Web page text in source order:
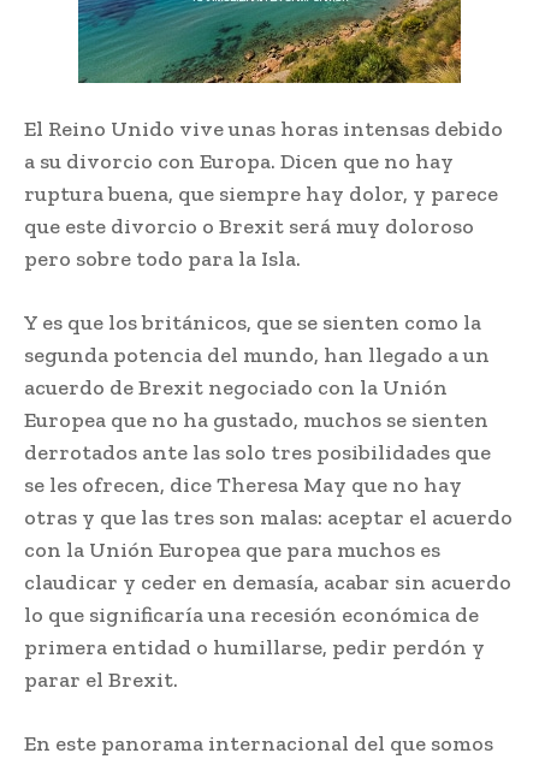
El Reino Unido vive unas horas intensas debido
a su divorcio con Europa. Dicen que no hay
ruptura buena, que siempre hay dolor, y parece
que este divorcio o Brexit será muy doloroso
pero sobre todo para la Isla.
Y es que los británicos, que se sienten como la
segunda potencia del mundo, han llegado a un
acuerdo de Brexit negociado con la Unión
Europea que no ha gustado, muchos se sienten
derrotados ante las solo tres posibilidades que
se les ofrecen, dice Theresa May que no hay
otras y que las tres son malas: aceptar el acuerdo
con la Unión Europea que para muchos es
claudicar y ceder en demasía, acabar sin acuerdo
lo que significaría una recesión económica de
primera entidad o humillarse, pedir perdón y
parar el Brexit.
En este panorama internacional del que somos